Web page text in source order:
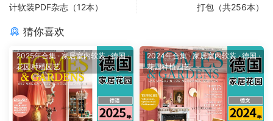
计软装PDF杂志（12本）
打包（共256本）
猜你喜欢
2025年合集 ·家居室内软装·德国·
花园种植园艺
2024年合集·家居室内软装·德国·
花园种植园艺